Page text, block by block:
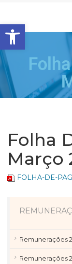
Barra de Ferramentas Aberta
Folha
Março
FOLHA-DE-
Remunerações
Remunerações